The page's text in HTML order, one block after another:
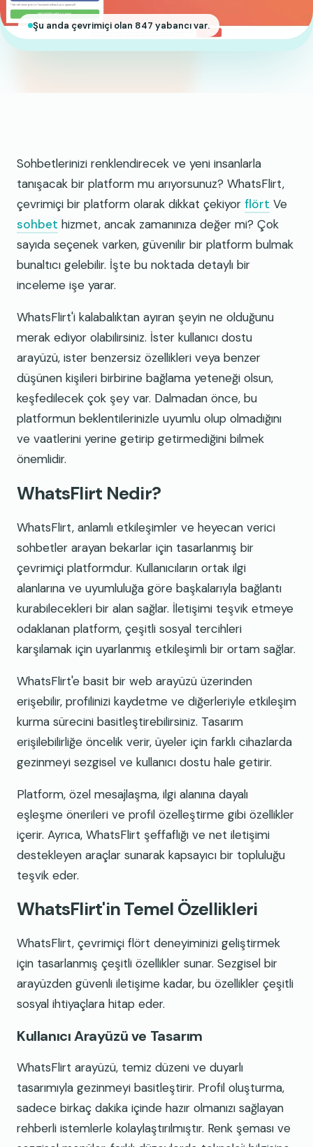
Şu anda çevrimiçi olan 847 yabancı var.
Sohbetlerinizi renklendirecek ve yeni insanlarla
tanışacak bir platform mu arıyorsunuz? WhatsFlirt,
çevrimiçi bir platform olarak dikkat çekiyor flört Ve
sohbet hizmet, ancak zamanınıza değer mi? Çok
sayıda seçenek varken, güvenilir bir platform bulmak
bunaltıcı gelebilir. İşte bu noktada detaylı bir
inceleme işe yarar.
WhatsFlirt'i kalabalıktan ayıran şeyin ne olduğunu
merak ediyor olabilirsiniz. İster kullanıcı dostu
arayüzü, ister benzersiz özellikleri veya benzer
düşünen kişileri birbirine bağlama yeteneği olsun,
keşfedilecek çok şey var. Dalmadan önce, bu
platformun beklentilerinizle uyumlu olup olmadığını
ve vaatlerini yerine getirip getirmediğini bilmek
önemlidir.
WhatsFlirt Nedir?
WhatsFlirt, anlamlı etkileşimler ve heyecan verici
sohbetler arayan bekarlar için tasarlanmış bir
çevrimiçi platformdur. Kullanıcıların ortak ilgi
alanlarına ve uyumluluğa göre başkalarıyla bağlantı
kurabilecekleri bir alan sağlar. İletişimi teşvik etmeye
odaklanan platform, çeşitli sosyal tercihleri
karşılamak için uyarlanmış etkileşimli bir ortam sağlar.
WhatsFlirt'e basit bir web arayüzü üzerinden
erişebilir, profilinizi kaydetme ve diğerleriyle etkileşim
kurma sürecini basitleştirebilirsiniz. Tasarım
erişilebilirliğe öncelik verir, üyeler için farklı cihazlarda
gezinmeyi sezgisel ve kullanıcı dostu hale getirir.
Platform, özel mesajlaşma, ilgi alanına dayalı
eşleşme önerileri ve profil özelleştirme gibi özellikler
içerir. Ayrıca, WhatsFlirt şeffaflığı ve net iletişimi
destekleyen araçlar sunarak kapsayıcı bir topluluğu
teşvik eder.
WhatsFlirt'in Temel Özellikleri
WhatsFlirt, çevrimiçi flört deneyiminizi geliştirmek
için tasarlanmış çeşitli özellikler sunar. Sezgisel bir
arayüzden güvenli iletişime kadar, bu özellikler çeşitli
sosyal ihtiyaçlara hitap eder.
Kullanıcı Arayüzü ve Tasarım
WhatsFlirt arayüzü, temiz düzeni ve duyarlı
tasarımıyla gezinmeyi basitleştirir. Profil oluşturma,
sadece birkaç dakika içinde hazır olmanızı sağlayan
rehberli istemlerle kolaylaştırılmıştır. Renk şeması ve